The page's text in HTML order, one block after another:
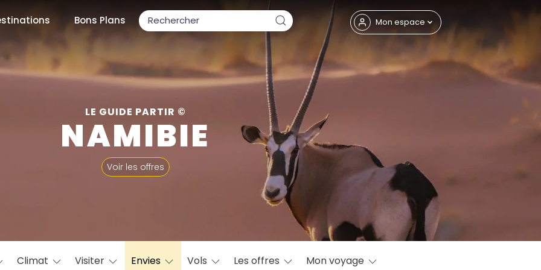
Bons Plans Mon espace
LE GUIDE PARTIR ©
NAMIBIE
Voir les offres
Climat Visiter Envies Vols Les offres Mon voyage
Fermer
populaires
Septembre